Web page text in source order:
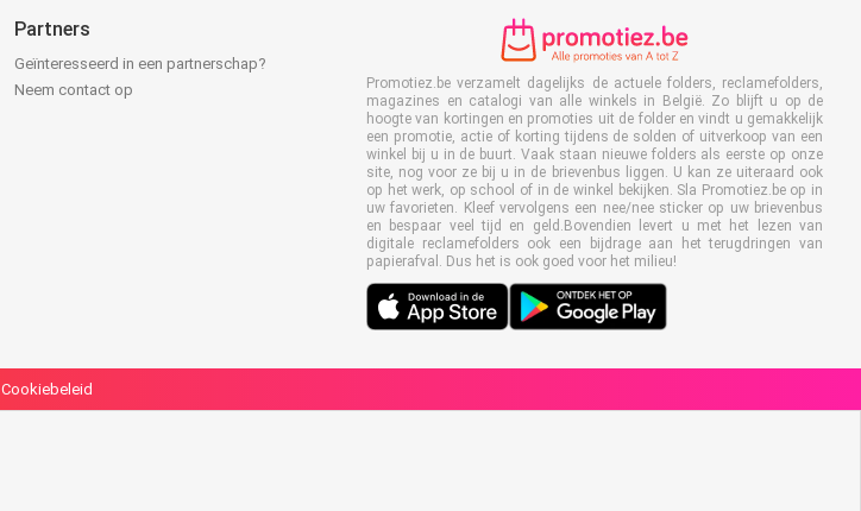
Partners
Geïnteresseerd in een partnerschap?
Neem contact op
Promotiez.be verzamelt dagelijks de actuele folders, reclamefolders,
magazines en catalogi van alle winkels in België. Zo blijft u op de
hoogte van kortingen en promoties uit de folder en vindt u gemakkelijk
een promotie, actie of korting tijdens de solden of uitverkoop van een
winkel bij u in de buurt. Vaak staan nieuwe folders als eerste op onze
site, nog voor ze bij u in de brievenbus liggen. U kan ze uiteraard ook
op het werk, op school of in de winkel bekijken. Sla Promotiez.be op in
uw favorieten. Kleef vervolgens een nee/nee sticker op uw brievenbus
en bespaar veel tijd en geld.Bovendien levert u met het lezen van
digitale reclamefolders ook een bijdrage aan het terugdringen van
papierafval. Dus het is ook goed voor het milieu!
Cookiebeleid